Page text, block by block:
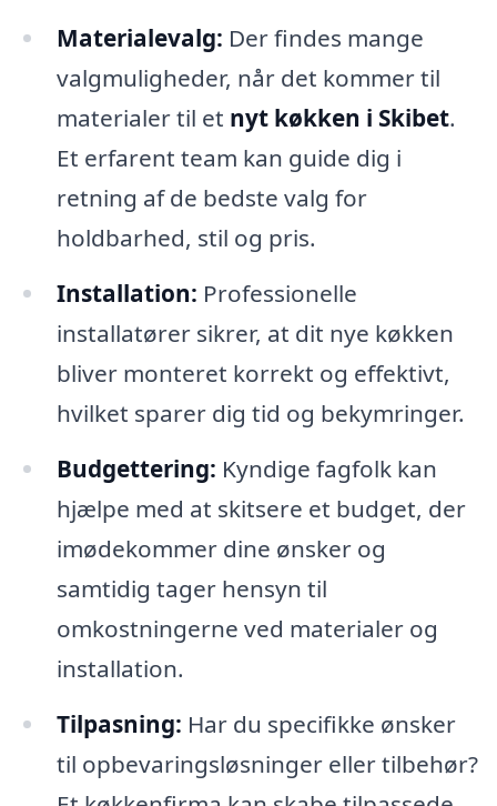
Materialevalg: Der findes mange
valgmuligheder, når det kommer til
materialer til et nyt køkken i Skibet.
Et erfarent team kan guide dig i
retning af de bedste valg for
holdbarhed, stil og pris.
Installation: Professionelle
installatører sikrer, at dit nye køkken
bliver monteret korrekt og effektivt,
hvilket sparer dig tid og bekymringer.
Budgettering: Kyndige fagfolk kan
hjælpe med at skitsere et budget, der
imødekommer dine ønsker og
samtidig tager hensyn til
omkostningerne ved materialer og
installation.
Tilpasning: Har du specifikke ønsker
til opbevaringsløsninger eller tilbehør?